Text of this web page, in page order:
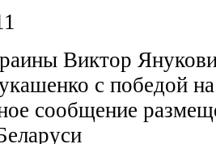
Виктор
с победой
сообщение